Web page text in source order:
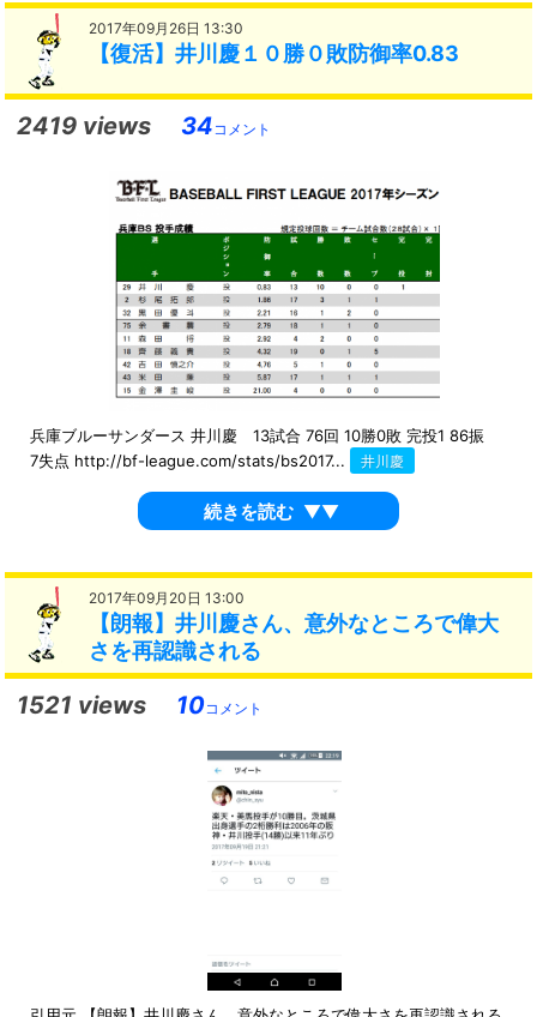
2017年09月26日 13:30
【復活】井川慶１０勝０敗防御率0.83
2419 views 34コメント
兵庫ブルーサンダース 井川慶 13試合 76回 10勝0敗 完投1 86振
7失点 http://bf-league.com/stats/bs2017...
井川慶
続きを読む ▼▼
2017年09月20日 13:00
【朗報】井川慶さん、意外なところで偉大
さを再認識される
1521 views 10コメント